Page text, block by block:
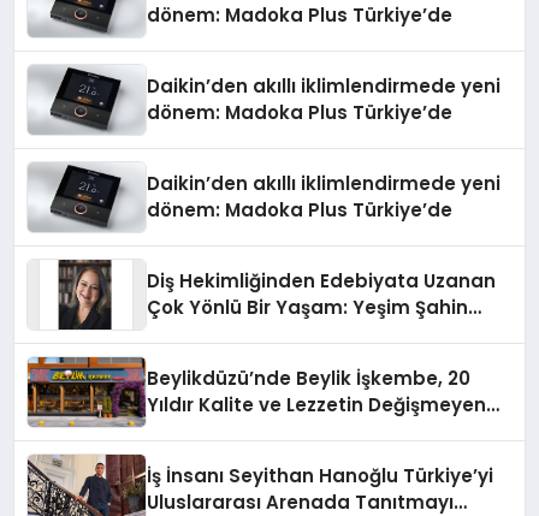
dönem: Madoka Plus Türkiye’de
Daikin’den akıllı iklimlendirmede yeni
dönem: Madoka Plus Türkiye’de
Daikin’den akıllı iklimlendirmede yeni
dönem: Madoka Plus Türkiye’de
Diş Hekimliğinden Edebiyata Uzanan
Çok Yönlü Bir Yaşam: Yeşim Şahin
Beylikdüzü’nde Beylik İşkembe, 20
Yıldır Kalite ve Lezzetin Değişmeyen
İş İnsanı Seyithan Hanoğlu Türkiye’yi
Uluslararası Arenada Tanıtmayı